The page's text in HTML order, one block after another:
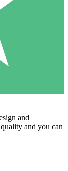
and
and you can